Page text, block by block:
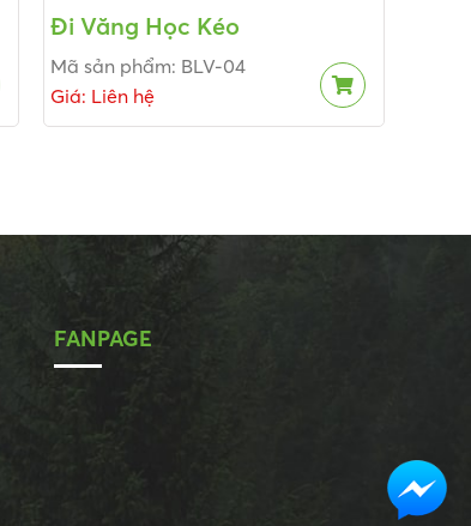
Đi Văng Học Kéo
Mã sản phẩm: BLV-04
Giá: Liên hệ
FANPAGE